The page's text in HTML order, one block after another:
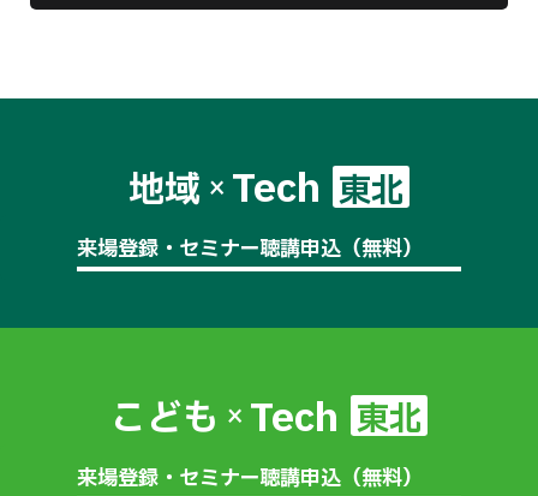
地域 × Tech 東北
来場登録・セミナー聴講申込（無料）
こども × Tech 東北
来場登録・セミナー聴講申込（無料）